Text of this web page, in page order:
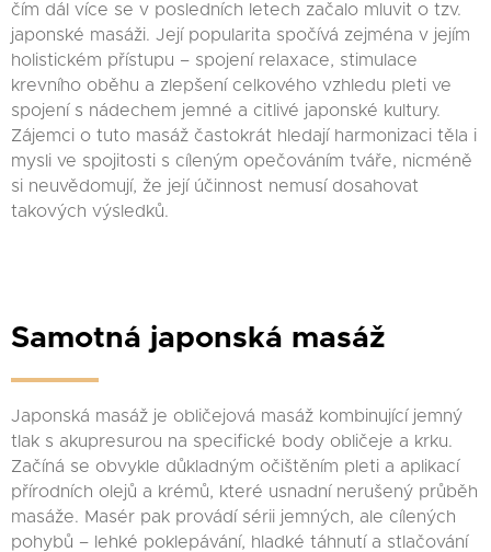
čím dál více se v posledních letech začalo mluvit o tzv.
japonské masáži. Její popularita spočívá zejména v jejím
holistickém přístupu – spojení relaxace, stimulace
krevního oběhu a zlepšení celkového vzhledu pleti ve
spojení s nádechem jemné a citlivé japonské kultury.
Zájemci o tuto masáž častokrát hledají harmonizaci těla i
mysli ve spojitosti s cíleným opečováním tváře, nicméně
si neuvědomují, že její účinnost nemusí dosahovat
takových výsledků.
Samotná japonská masáž
Japonská masáž je obličejová masáž kombinující jemný
tlak s akupresurou na specifické body obličeje a krku.
Začíná se obvykle důkladným očištěním pleti a aplikací
přírodních olejů a krémů, které usnadní nerušený průběh
masáže. Masér pak provádí sérii jemných, ale cílených
pohybů – lehké poklepávání, hladké táhnutí a stlačování